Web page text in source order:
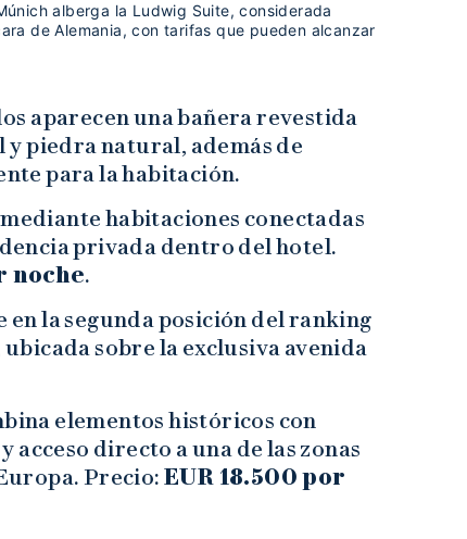
alberga la Ludwig Suite, considerada
de Alemania, con tarifas que pueden alcanzar
aparecen una bañera revestida
y piedra natural, además de
para la habitación.
habitaciones conectadas
privada dentro del hotel.
noche.
la segunda posición del ranking
ubicada sobre la exclusiva avenida
elementos históricos con
directo a una de las zonas
Precio:EUR 18.500 por